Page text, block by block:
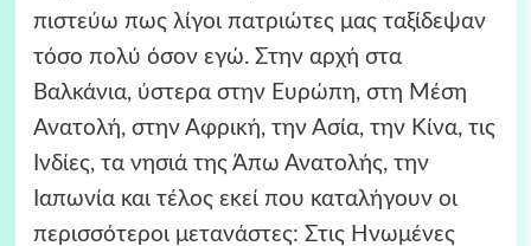
πιστεύω πως λίγοι πατριώτες μας ταξίδεψαν
τόσο πολύ όσον εγώ. Στην αρχή στα
Βαλκάνια, ύστερα στην Ευρώπη, στη Μέση
Ανατολή, στην Αφρική, την Ασία, την Κίνα, τις
Ινδίες, τα νησιά της Άπω Ανατολής, την
Ιαπωνία και τέλος εκεί που καταλήγουν οι
περισσότεροι μετανάστες: Στις Ηνωμένες